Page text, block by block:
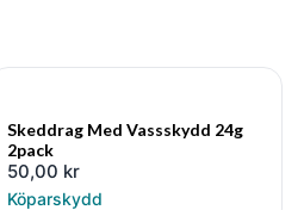
Skeddrag Med Vassskydd 24g
2pack
50,00 kr
Köparskydd